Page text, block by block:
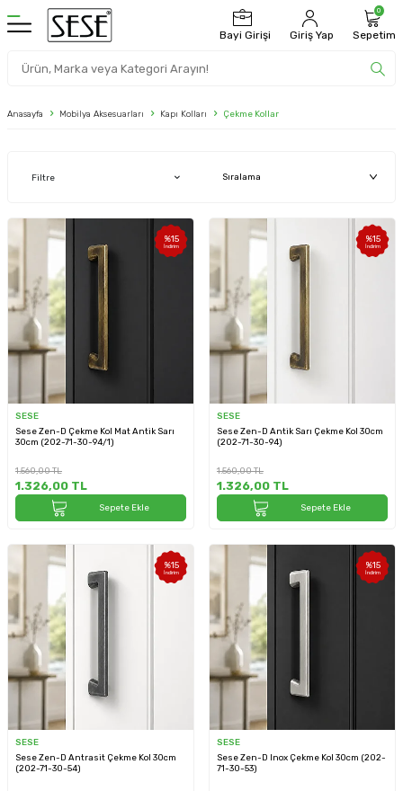
Bayi Girişi Giriş Yap
0
Sepetim
Anasayfa Mobilya Aksesuarları Kapı Kolları Çekme Kollar
Filtre
%15
İndirim
SESE
Sese Zen-D Çekme Kol Mat Antik Sarı
30cm (202-71-30-94/1)
1.560,00TL
1.326,00 TL
Sepete Ekle
%15
İndirim
SESE
Sese Zen-D Antik Sarı Çekme Kol 30cm
(202-71-30-94)
1.560,00TL
1.326,00 TL
Sepete Ekle
%15
İndirim
SESE
Sese Zen-D Antrasit Çekme Kol 30cm
(202-71-30-54)
%15
İndirim
SESE
Sese Zen-D Inox Çekme Kol 30cm (202-
71-30-53)